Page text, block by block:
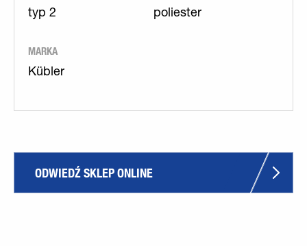
typ 2
poliester
MARKA
Kübler
ODWIEDŹ SKLEP ONLINE